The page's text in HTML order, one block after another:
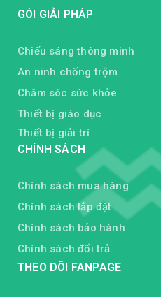
GÓI GIẢI PHÁP
Chiếu sáng thông minh
An ninh chống trộm
Chăm sóc sức khỏe
Thiết bị giáo dục
Thiết bị giải trí
CHÍNH SÁCH
Chính sách mua hàng
Chính sách lắp đặt
Chính sách bảo hành
Chính sách đổi trả
THEO DÕI FANPAGE